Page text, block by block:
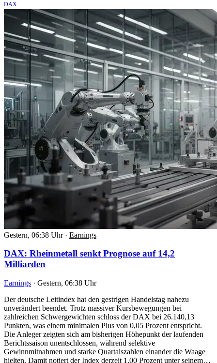
DAX
Gestern, 06:38 Uhr · Earnings
DAX: Rheinmetall senkt Prognose auf 14,2
Milliarden
Earnings · Gestern, 06:38 Uhr
Der deutsche Leitindex hat den gestrigen Handelstag nahezu
unverändert beendet. Trotz massiver Kursbewegungen bei
zahlreichen Schwergewichten schloss der DAX bei 26.140,13
Punkten, was einem minimalen Plus von 0,05 Prozent entspricht.
Die Anleger zeigten sich am bisherigen Höhepunkt der laufenden
Berichtssaison unentschlossen, während selektive
Gewinnmitnahmen und starke Quartalszahlen einander die Waage
hielten. Damit notiert der Index derzeit 1,00 Prozent unter seinem…